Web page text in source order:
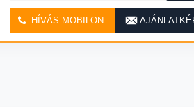
HÍVÁS MOBILON